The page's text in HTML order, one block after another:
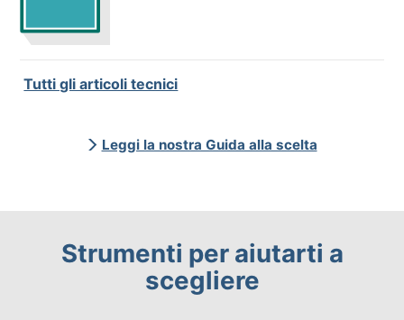
Tutti gli articoli tecnici
Leggi la nostra Guida alla scelta
Strumenti per aiutarti a
scegliere